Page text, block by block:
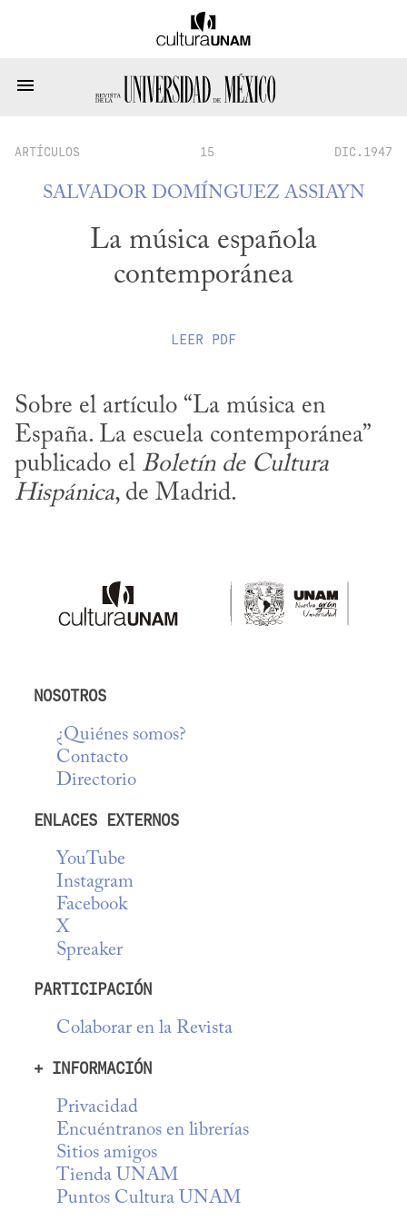
ARTÍCULOS 15 DIC.1947
SALVADOR DOMÍNGUEZ ASSIAYN
La música española
contemporánea
LEER PDF
Sobre el artículo “La música en
España. La escuela contemporánea”
publicado el Boletín de Cultura
Hispánica, de Madrid.
NOSOTROS
¿Quiénes somos?
Contacto
Directorio
ENLACES EXTERNOS
YouTube
Instagram
Facebook
X
Spreaker
PARTICIPACIÓN
Colaborar en la Revista
+ INFORMACIÓN
Privacidad
Encuéntranos en librerías
Sitios amigos
Tienda UNAM
Puntos Cultura UNAM